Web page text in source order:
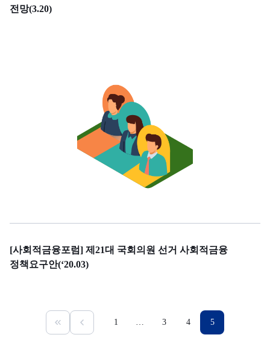
전망(3.20)
[사회적금융포럼] 제21대 국회의원 선거 사회적금융
정책요구안(‘20.03)
1 … 3 4 5